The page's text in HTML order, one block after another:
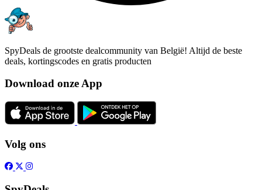
SpyDeals de grootste dealcommunity van België! Altijd de beste
deals, kortingscodes en gratis producten
Download onze App
Volg ons